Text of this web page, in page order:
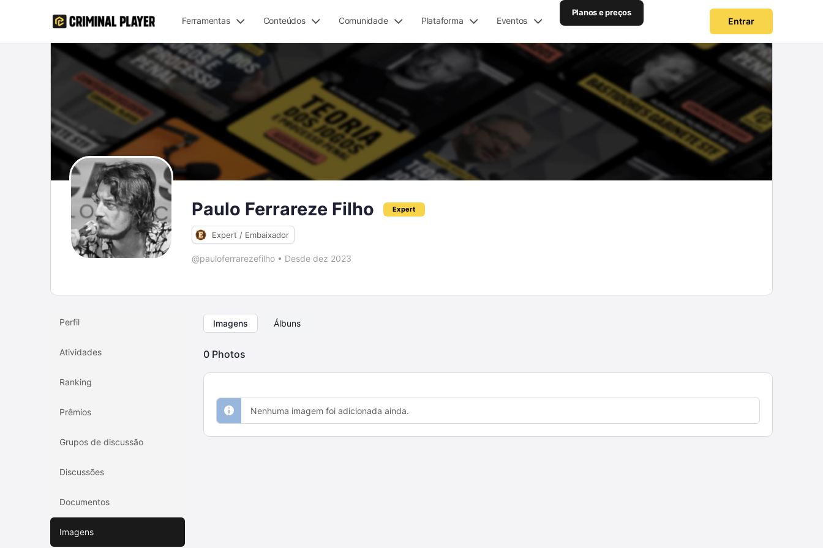
Ferramentas Conteúdos Comunidade Plataforma Eventos
Planos e preços
Entrar
Paulo Ferrareze Filho Expert
Expert / Embaixador
@pauloferrarezefilho • Desde dez 2023
Perfil
Atividades
Ranking
Prêmios
Grupos de discussão
Discussões
Documentos
Imagens
Imagens Álbuns
0 Photos
Nenhuma imagem foi adicionada ainda.